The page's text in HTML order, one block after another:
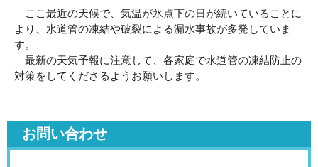
ここ最近の天候で、気温が氷点下の日が続いていることに
より、水道管の凍結や破裂による漏水事故が多発していま
す。
最新の天気予報に注意して、各家庭で水道管の凍結防止の
対策をしてくださるようお願いします。
お問い合わせ